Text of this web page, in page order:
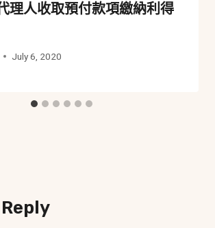
理人收取預付款項繳納利得
July 6, 2020